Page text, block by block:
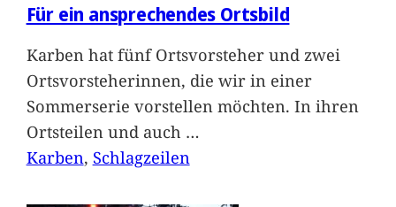
Für ein ansprechendes Ortsbild
Karben hat fünf Ortsvorsteher und zwei
Ortsvorsteherinnen, die wir in einer
Sommerserie vorstellen möchten. In ihren
Ortsteilen und auch …
Karben, Schlagzeilen